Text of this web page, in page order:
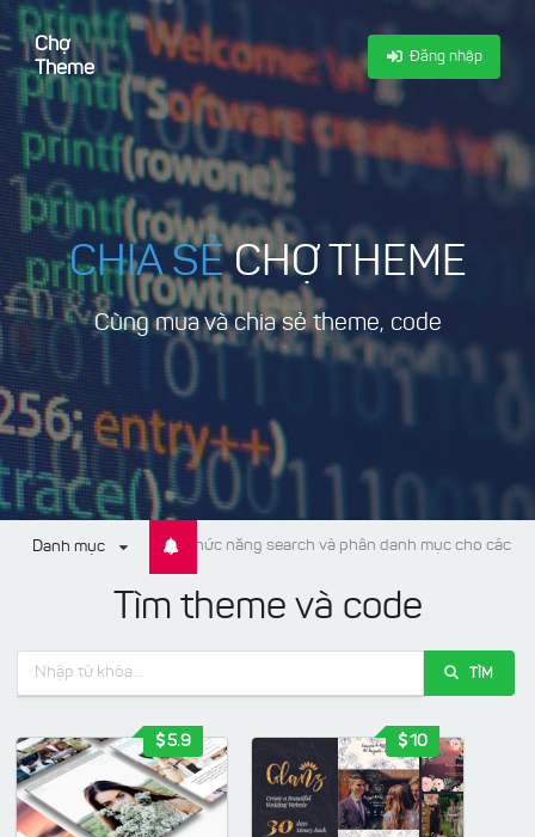
Chợ
Theme
Đăng nhập
CHIA SẺCHỢ THEME
Cùng mua và chia sẻ theme, code
Danh mục Update: chức năng search và phân danh mục cho các
Tìm theme và code
TÌM
5.9 10